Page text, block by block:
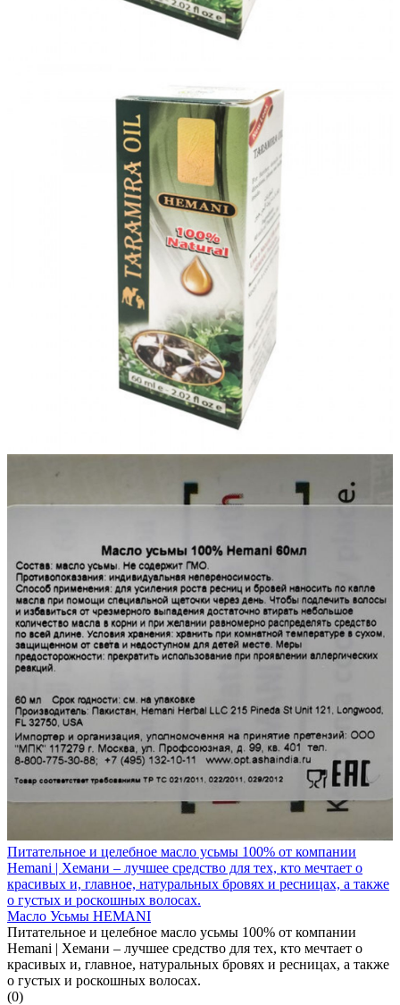
Питательное и целебное масло усьмы 100% от компании
Hemani | Хемани – лучшее средство для тех, кто мечтает о
красивых и, главное, натуральных бровях и ресницах, а также
о густых и роскошных волосах.
Масло Усьмы HEMANI
Питательное и целебное масло усьмы 100% от компании
Hemani | Хемани – лучшее средство для тех, кто мечтает о
красивых и, главное, натуральных бровях и ресницах, а также
о густых и роскошных волосах.
(0)